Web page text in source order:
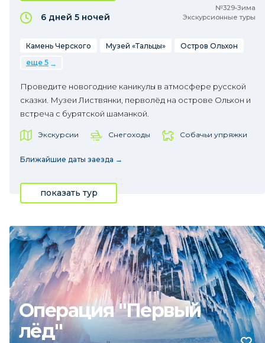
№329•Зима
Экскурсионные туры
6 дней 5 ночей
Камень Черского Музей «Тальцы»
Остров Ольхон
еще 5
Проведите новогодние каникулы в атмосфере русской
сказки. Музеи Листвянки, перволёд на острове Ольхон и
встреча с бурятской шаманкой.
Экскурсии Снегоходы Собачьи упряжки
Ближайшие даты заезда →
показать тур
Операция "Первый
лёд"